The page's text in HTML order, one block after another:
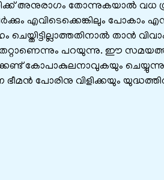
അനുരാഗം തോന്നുകയാല്‍ വധ
എവിടെക്കെങ്കിലും പോകാം
താന്‍
തെറ്റാണെന്നും പറയുന്നു. ഈ
കോപാകുലനാവുകയും ചെയ്യുന്നു.
ഭീമന്‍ പോരിനു വിളിക്കയും